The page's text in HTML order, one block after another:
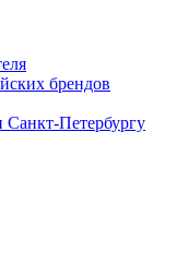
брендов
Санкт-Петербургу